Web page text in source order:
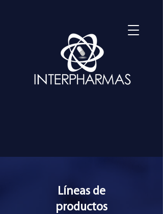
Líneas de
productos